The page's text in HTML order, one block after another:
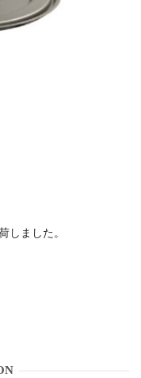
しました。